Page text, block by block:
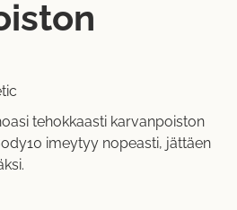
tehokkaasti karvanpoiston
imeytyy nopeasti, jättäen